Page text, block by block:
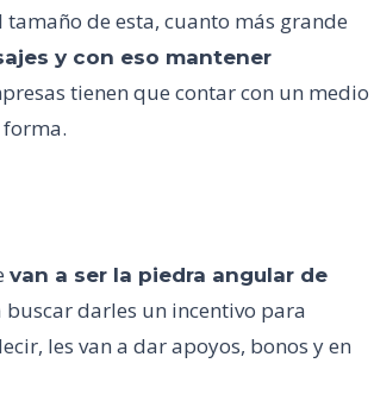
de esta, cuanto más grande
y con eso mantener
tienen que contar con un medio
van a ser la piedra angular de
darles un incentivo para
les van a dar apoyos, bonos y en